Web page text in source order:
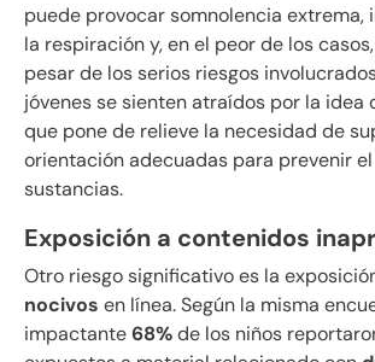
puede provocar somnolencia extrema,
la respiración y, en el peor de los
pesar de los serios riesgos
jóvenes se sienten atraídos por la idea
que pone de relieve la necesidad de
orientación adecuadas para prevenir
sustancias.
Exposición a contenidos
Otro riesgo significativo es la
nocivos en línea. Según la misma
impactante68%de los niños